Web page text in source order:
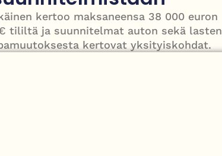
– näin F1-tähti muisti rakastaan
kertoo maksaneensa 38 000 euron
tililtä ja suunnitelmat auton sekä lasten
kertovat yksityiskohdat.